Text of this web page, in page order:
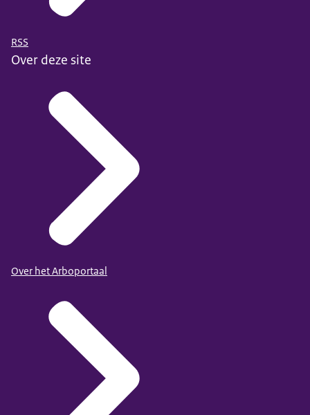
RSS
Over deze site
Over het Arboportaal